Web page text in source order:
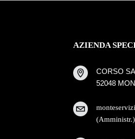
AZIENDA
CORSO
52048
(Amministr.)